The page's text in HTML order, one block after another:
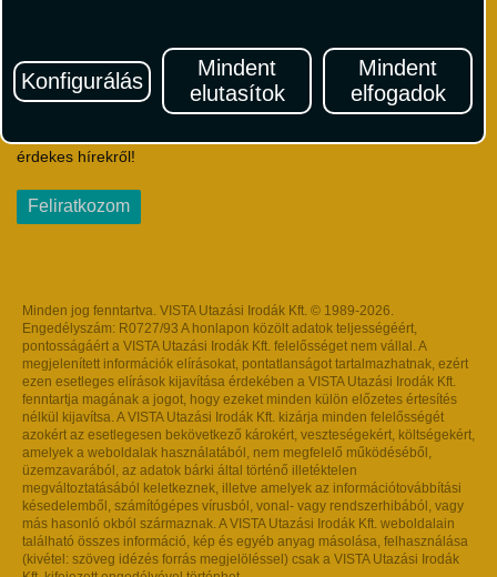
Konfigurálás
Mindent
elutasítok
Mindent
elfogadok
Hírlevél
Iratkozzon fel Magyarország egyik legszínesebb utazási
érdekes hírekről!
Feliratkozom
Minden jog fenntartva. VISTA Utazási Irodák Kft. © 1989-2026.
Engedélyszám: R0727/93 A honlapon közölt adatok teljességéért,
pontosságáért a VISTA Utazási Irodák Kft. felelősséget nem vállal. A
megjelenített információk elírásokat, pontatlanságot tartalmazhatnak, ezért
ezen esetleges elírások kijavítása érdekében a VISTA Utazási Irodák Kft.
fenntartja magának a jogot, hogy ezeket minden külön előzetes értesítés
nélkül kijavítsa. A VISTA Utazási Irodák Kft. kizárja minden felelősségét
azokért az esetlegesen bekövetkező károkért, veszteségekért, költségekért,
amelyek a weboldalak használatából, nem megfelelő működéséből,
üzemzavarából, az adatok bárki által történő illetéktelen
megváltoztatásából keletkeznek, illetve amelyek az információtovábbítási
késedelemből, számítógépes vírusból, vonal- vagy rendszerhibából, vagy
más hasonló okból származnak. A VISTA Utazási Irodák Kft. weboldalain
található összes információ, kép és egyéb anyag másolása, felhasználása
(kivétel: szöveg idézés forrás megjelöléssel) csak a VISTA Utazási Irodák